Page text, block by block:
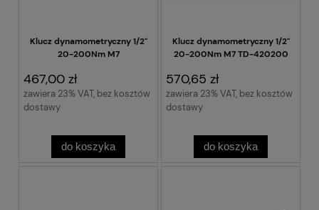
Klucz dynamometryczny 1/2"
20-200Nm M7
467,00 zł
zawiera 23% VAT, bez kosztów
dostawy
do koszyka
Klucz dynamometryczny 1/2"
20-200Nm M7 TD-420200
570,65 zł
zawiera 23% VAT, bez kosztów
dostawy
do koszyka